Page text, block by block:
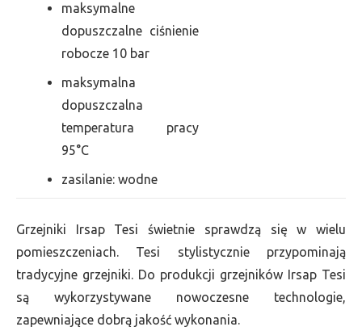
maksymalne
dopuszczalne ciśnienie
robocze 10 bar
maksymalna
dopuszczalna
temperatura pracy
95°C
zasilanie: wodne
Grzejniki Irsap Tesi świetnie sprawdzą się w wielu
pomieszczeniach. Tesi stylistycznie przypominają
tradycyjne grzejniki. Do produkcji grzejników Irsap Tesi
są wykorzystywane nowoczesne technologie,
zapewniające dobrą jakość wykonania.